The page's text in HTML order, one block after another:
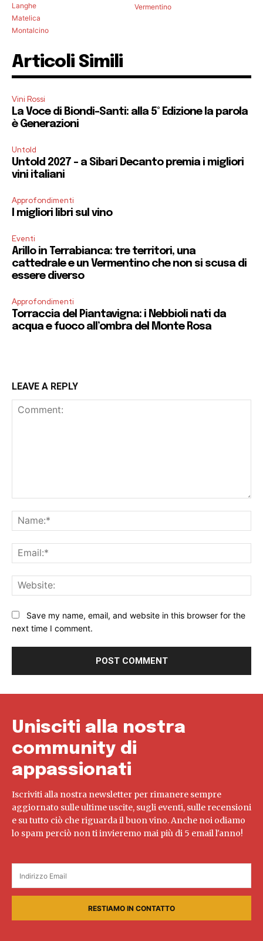
Langhe
Matelica
Montalcino
Vermentino
Articoli Simili
Vini Rossi
La Voce di Biondi-Santi: alla 5° Edizione la parola
è Generazioni
Untold
Untold 2027 – a Sibari Decanto premia i migliori
vini italiani
Approfondimenti
I migliori libri sul vino
Eventi
Arillo in Terrabianca: tre territori, una
cattedrale e un Vermentino che non si scusa di
essere diverso
Approfondimenti
Torraccia del Piantavigna: i Nebbioli nati da
acqua e fuoco all’ombra del Monte Rosa
LEAVE A REPLY
Save my name, email, and website in this browser for the
next time I comment.
Unisciti alla nostra
community di
appassionati
Iscriviti alla nostra newsletter per rimanere sempre
aggiornato sulle ultime uscite, sugli eventi, sulle recensioni
e su tutto ciò che riguarda il buon vino. Anche noi odiamo
lo spam perciò non ti invieremo mai più di 5 email l'anno!
RESTIAMO IN CONTATTO